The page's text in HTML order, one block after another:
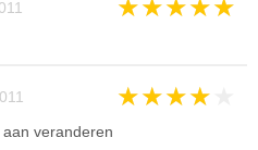
★★★★★
★★★★
veranderen